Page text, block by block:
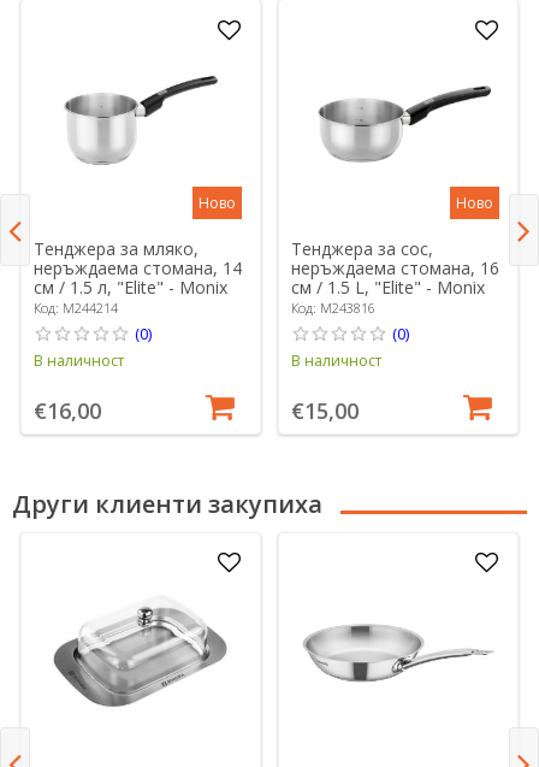
Ново
Тенджера за мляко,
неръждаема стомана, 14
см / 1.5 л, "Elite" - Monix
Код: M244214
(0)
В наличност
€16,00
Ново
Тенджера за сос,
неръждаема стомана, 16
см / 1.5 L, "Elite" - Monix
Код: M243816
(0)
В наличност
€15,00
Други клиенти закупиха